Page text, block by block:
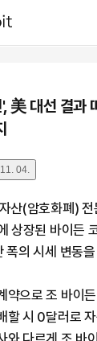
美 대선 결
04.
산(암호화폐) 전
상장된 바이든
의 시세 변동을
약으로 조 바이
할 시 0달러로